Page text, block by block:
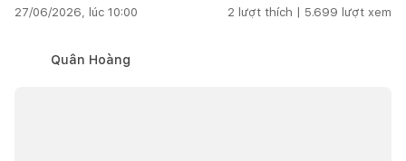
27/06/2026, lúc 10:00 2 lượt thích | 5.699 lượt xem
Quân Hoàng